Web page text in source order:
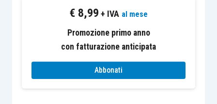
€ 8,99 + IVA al mese
Promozione primo anno
con fatturazione anticipata
Abbonati